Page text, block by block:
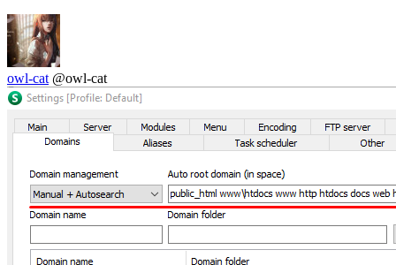
owl-cat @owl-cat